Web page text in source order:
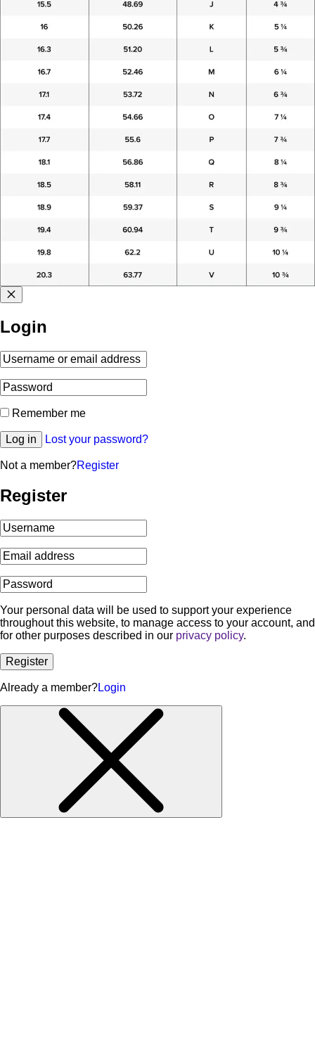
Login
Remember me
Log in Lost your password?
Not a member?Register
Register
Your personal data will be used to support your experience
throughout this website, to manage access to your account, and
for other purposes described in our privacy policy.
Register
Already a member?Login